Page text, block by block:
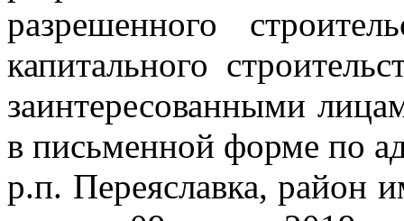
разрешенного
капитального
заинтересованными
в письменной форме по
р.п. Переяславка, район